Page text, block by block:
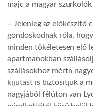
majd a magyar
– Jelenleg az előkészítő
gondoskodnak róla,
minden tökéletesen elő
apartmanokban
szállásokhoz mértn
kijutást is biztosítjuk a
nagyjából félúton van